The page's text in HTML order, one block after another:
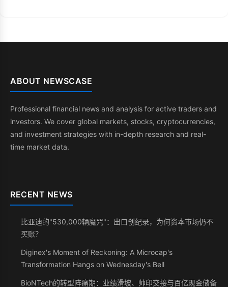
ABOUT NEWSCASE
Professional financial news and analysis for active traders and
investors. We cover global markets, stocks, cryptocurrencies,
and investment strategies with in-depth research and real-
time market data.
RECENT NEWS
比亚迪的"530,000辆魔咒"：出口创纪录，为何资本市场仍不
买账？
Diginex's Moment of Reckoning: A Microcap's
Transformation Hangs on Wednesday's Bell
BioNTech的转型阵痛期：业绩滑坡、帅印交接与百亿现金储备